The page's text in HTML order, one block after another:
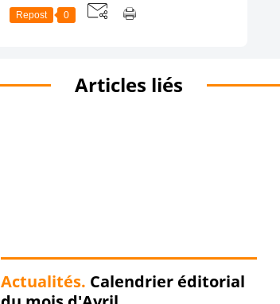
Repost 0
Articles liés
Actualités. Calendrier éditorial